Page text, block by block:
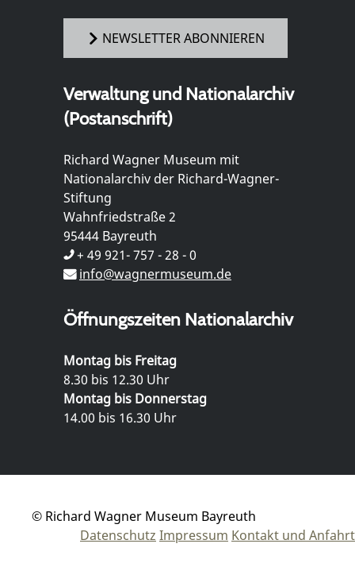
NEWSLETTER ABONNIEREN
Verwaltung und Nationalarchiv
(Postanschrift)
Richard Wagner Museum mit
Nationalarchiv der Richard-Wagner-
Stiftung
Wahnfriedstraße 2
95444 Bayreuth
+ 49 921- 757 - 28 - 0
info@wagnermuseum.de
Öffnungszeiten Nationalarchiv
Montag bis Freitag
8.30 bis 12.30 Uhr
Montag bis Donnerstag
14.00 bis 16.30 Uhr
© Richard Wagner Museum Bayreuth
Datenschutz Impressum Kontakt und Anfahrt